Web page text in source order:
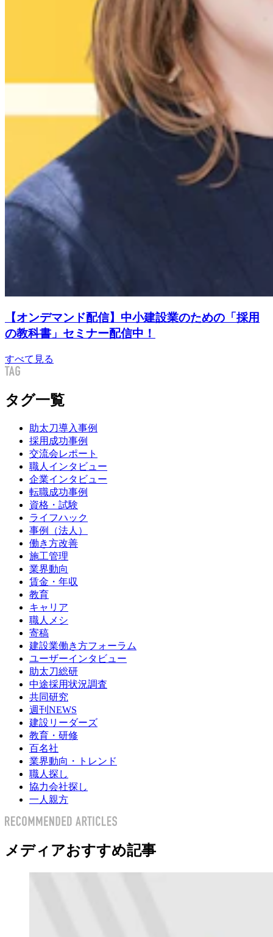
【オンデマンド配信】中小建設業のための「採用
の教科書」セミナー配信中！
すべて見る
タグ一覧
助太刀導入事例
採用成功事例
交流会レポート
職人インタビュー
企業インタビュー
転職成功事例
資格・試験
ライフハック
事例（法人）
働き方改善
施工管理
業界動向
賃金・年収
教育
キャリア
職人メシ
寄稿
建設業働き方フォーラム
ユーザーインタビュー
助太刀総研
中途採用状況調査
共同研究
週刊NEWS
建設リーダーズ
教育・研修
百名社
業界動向・トレンド
職人探し
協力会社探し
一人親方
メディアおすすめ記事